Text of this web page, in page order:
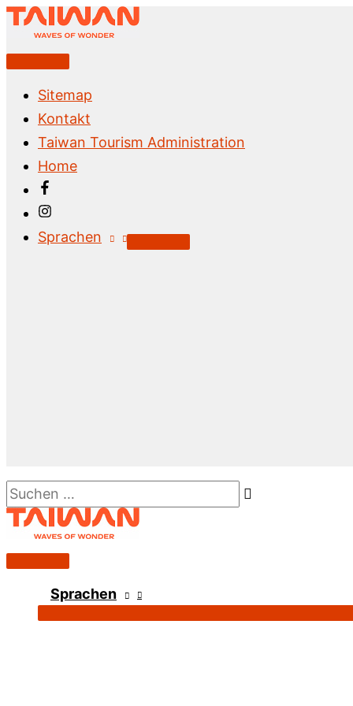
Zum
Inhalt
springenAbove
Sitemap
Kontakt
Taiwan Tourism Administration
Home
Sprachen
Suchen …
Hauptmenü
Sprachen